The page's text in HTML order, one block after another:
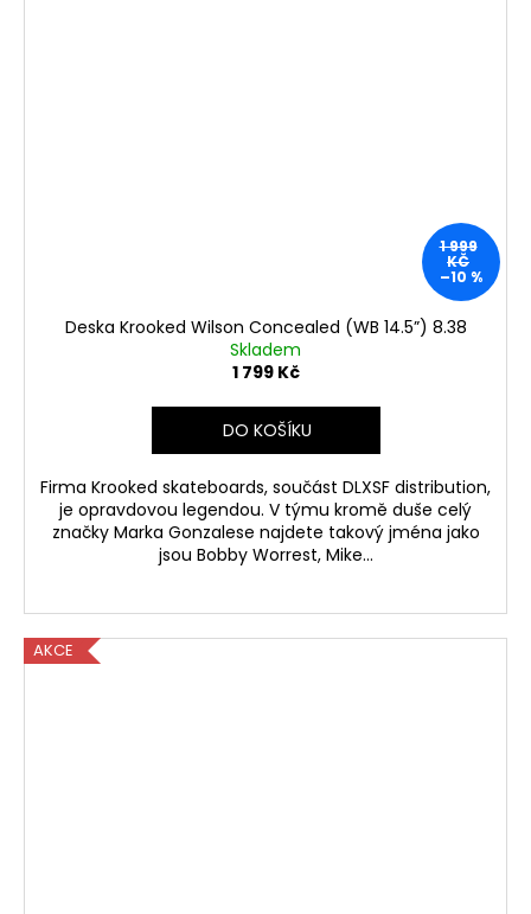
1 999
KČ
–10 %
Deska Krooked Wilson Concealed (WB 14.5”) 8.38
Skladem
1 799 Kč
DO KOŠÍKU
Firma Krooked skateboards, součást DLXSF distribution,
je opravdovou legendou. V týmu kromě duše celý
značky Marka Gonzalese najdete takový jména jako
jsou Bobby Worrest, Mike...
AKCE